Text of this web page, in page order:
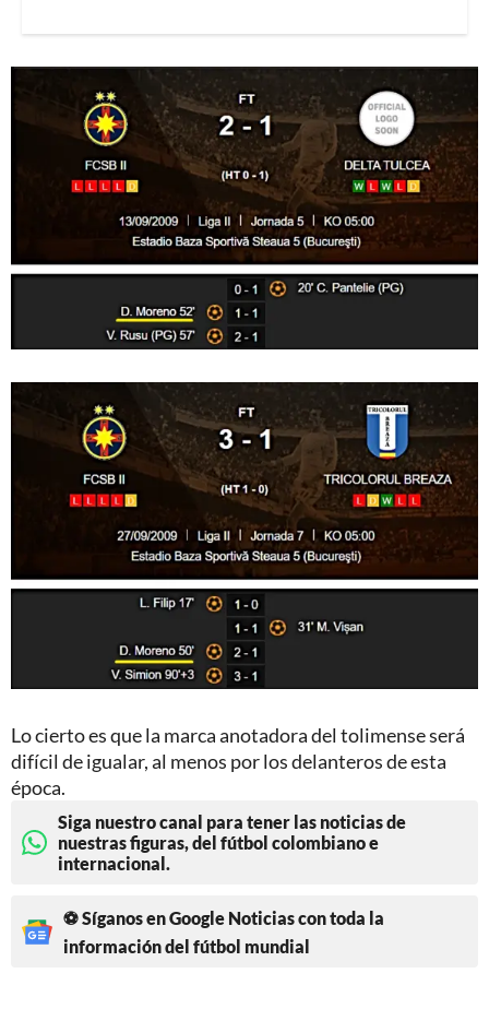
Lo cierto es que la marca anotadora del tolimense será
difícil de igualar, al menos por los delanteros de esta
época.
Siga nuestro canal para tener las noticias de
nuestras figuras, del fútbol colombiano e
internacional.
⚽ Síganos en Google Noticias con toda la
información del fútbol mundial